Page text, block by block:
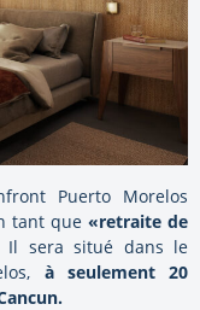
Puerto Morelos
tant que «retraite de
sera situé dans le
à seulement 20